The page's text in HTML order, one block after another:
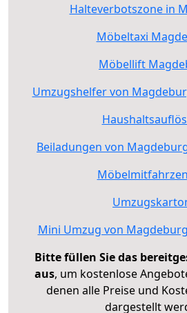
Halteverbotszone in
Möbeltaxi
Möbellift
Umzugshelfer von
Beiladungen von
Mini Umzug von
Bitte füllen Sie das
aus, um kostenlose
denen alle Preise und
dargestellt